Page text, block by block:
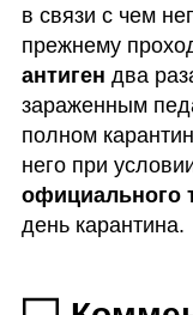
в связи с чем
прежнему
антиген два
зараженным
полном
официального
день карантина.